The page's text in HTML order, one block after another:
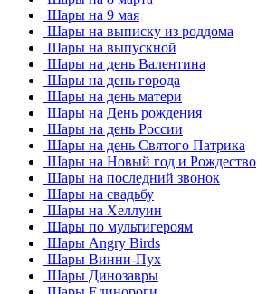
Шары на 9 мая
Шары на выписку из роддома
Шары на выпускной
Шары на день Валентина
Шары на день города
Шары на день матери
Шары на День рождения
Шары на день России
Шары на день Святого Патрика
Шары на Новый год и Рождество
Шары на последний звонок
Шары на свадьбу
Шары на Хеллуин
Шары по мультигероям
Шары Angry Birds
Шары Винни-Пух
Шары Динозавры